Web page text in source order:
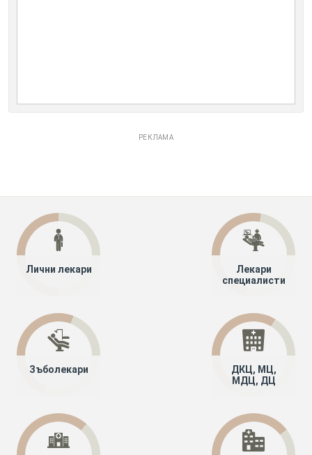
РЕКЛАМА
Лични лекари
Лекари
специалисти
Зъболекари
ДКЦ, МЦ,
МДЦ, ДЦ